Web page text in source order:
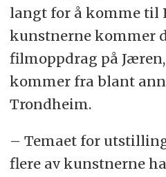
langt for å komme til
kunstnerne kommer
filmoppdrag på
kommer fra blant
Trondheim.
– Temaet for
flere av kunstnerne